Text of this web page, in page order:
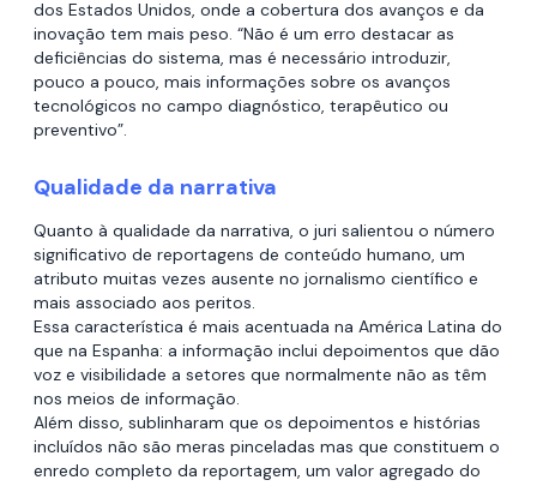
dos Estados Unidos, onde a cobertura dos avanços e da
inovação tem mais peso. “Não é um erro destacar as
deficiências do sistema, mas é necessário introduzir,
pouco a pouco, mais informações sobre os avanços
tecnológicos no campo diagnóstico, terapêutico ou
preventivo”.
Qualidade da narrativa
Quanto à qualidade da narrativa, o juri salientou o número
significativo de reportagens de conteúdo humano, um
atributo muitas vezes ausente no jornalismo científico e
mais associado aos peritos.
Essa característica é mais acentuada na América Latina do
que na Espanha: a informação inclui depoimentos que dão
voz e visibilidade a setores que normalmente não as têm
nos meios de informação.
Além disso, sublinharam que os depoimentos e histórias
incluídos não são meras pinceladas mas que constituem o
enredo completo da reportagem, um valor agregado do